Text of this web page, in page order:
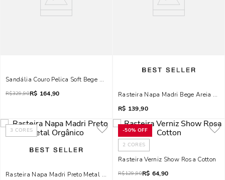
Sandália Couro Pelica Soft Bege Salto Alto Fino
R$329,90R$ 164,90
Rasteira Napa Madri Bege Areia
R$ 139,90
3 CORES
Rasteira Napa Madri Preto Metal Orgânico
-50% OFF
2 CORES
Rasteira Verniz Show Rosa Cotton
R$129,90R$ 64,90